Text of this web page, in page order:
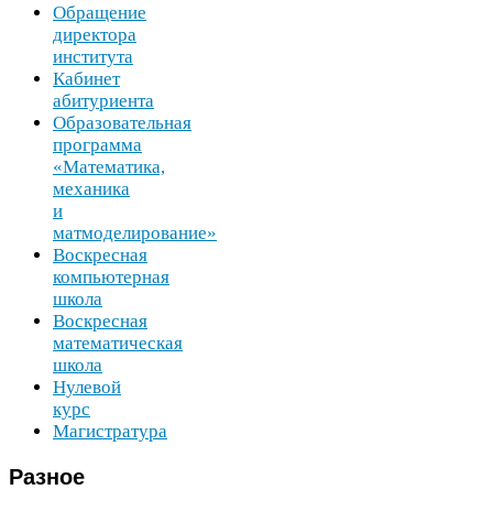
Обращение
директора
института
Кабинет
абитуриента
Образовательная
программа
«Математика,
механика
и
матмоделирование»
Воскресная
компьютерная
школа
Воскресная
математическая
школа
Нулевой
курс
Магистратура
Разное